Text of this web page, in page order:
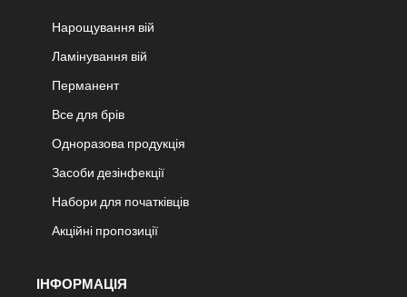
Нарощування вій
Ламінування вій
Перманент
Все для брів
Одноразова продукція
Засоби дезінфекції
Набори для початківців
Акційні пропозиції
ІНФОРМАЦІЯ